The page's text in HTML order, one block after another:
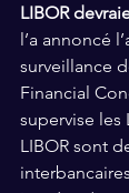
LIBOR
l’a annoncé
surveillance
Financial
supervise les
LIBOR sont